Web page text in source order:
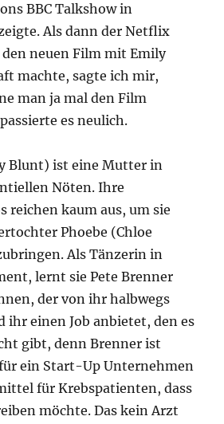
BBC Talkshow in
Als dann der Netflix
neuen Film mit Emily
machte, sagte ich mir,
man ja mal den Film
es neulich.
Blunt) ist eine Mutter in
Nöten. Ihre
reichen kaum aus, um sie
Phoebe (Chloe
Als Tänzerin in
lernt sie Pete Brenner
der von ihr halbwegs
ihr einen Job anbietet, den es
gibt, denn Brenner ist
ein Start-Up Unternehmen
für Krebspatienten, dass
möchte. Das kein Arzt